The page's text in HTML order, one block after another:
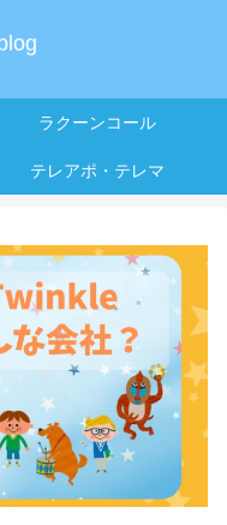
ラクーンコール
テレアポ・テレマ